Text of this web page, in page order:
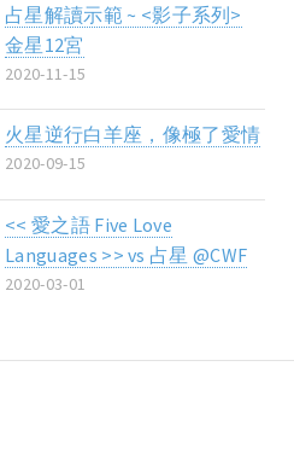
占星解讀示範 ~ <影子系列>
金星12宮
2020-11-15
火星逆行白羊座，像極了愛情
2020-09-15
<< 愛之語 Five Love
Languages >> vs 占星 @CWF
2020-03-01